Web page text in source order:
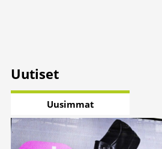
Uutiset
Uusimmat